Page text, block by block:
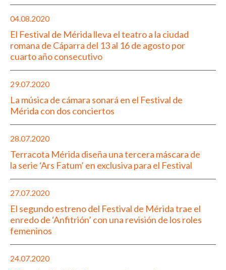
04.08.2020
El Festival de Mérida lleva el teatro a la ciudad
romana de Cáparra del 13 al 16 de agosto por
cuarto año consecutivo
29.07.2020
La música de cámara sonará en el Festival de
Mérida con dos conciertos
28.07.2020
Terracota Mérida diseña una tercera máscara de
la serie ‘Ars Fatum’ en exclusiva para el Festival
27.07.2020
El segundo estreno del Festival de Mérida trae el
enredo de ‘Anfitrión’ con una revisión de los roles
femeninos
24.07.2020